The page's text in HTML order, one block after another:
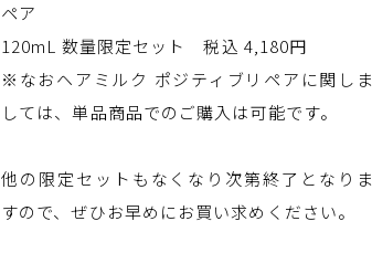
ペア
120mL 数量限定セット 税込 4,180円
※なおヘアミルク ポジティブリペアに関しま
しては、単品商品でのご購入は可能です。
他の限定セットもなくなり次第終了となりま
すので、ぜひお早めにお買い求めください。